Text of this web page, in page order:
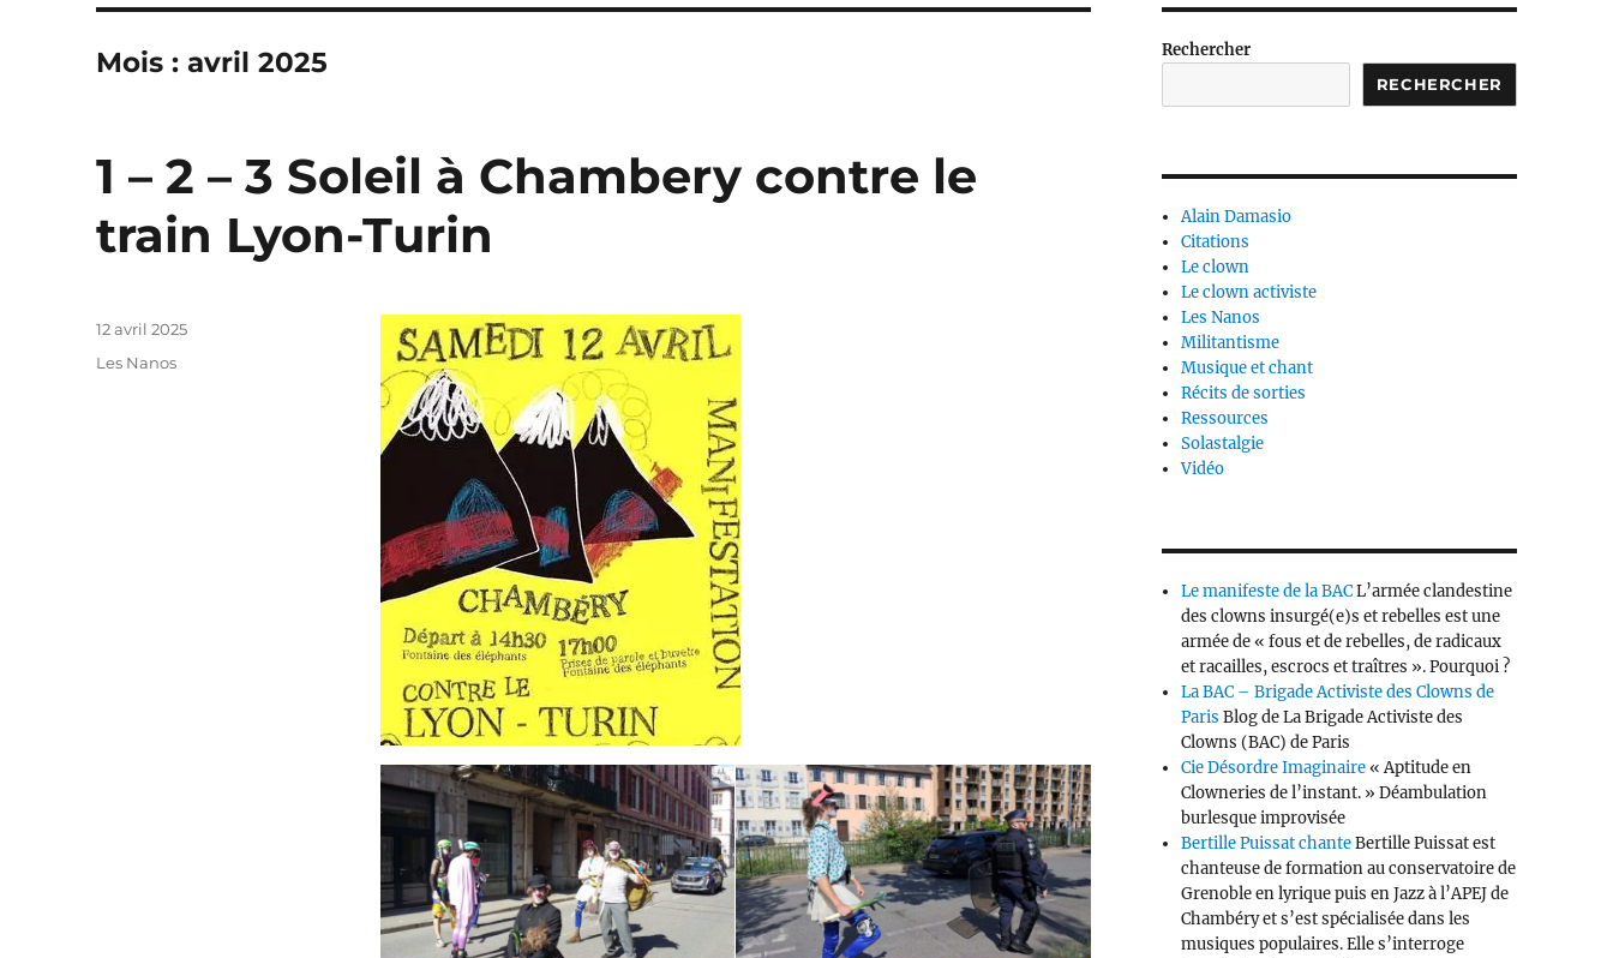
Mois :avril 2025
1 – 2 – 3 Soleil à Chambery contre le
train Lyon-Turin
Publié
12 avril 2025
Catégories
Les Nanos
Rechercher
RECHERCHER
Alain Damasio
Citations
Le clown
Le clown activiste
Les Nanos
Militantisme
Musique et chant
Récits de sorties
Ressources
Solastalgie
Vidéo
Le manifeste de la BACL’armée clandestine
des clowns insurgé(e)s et rebelles est une
armée de « fous et de rebelles, de radicaux
et racailles, escrocs et traîtres ». Pourquoi ?
La BAC – Brigade Activiste des Clowns de
Paris Blog de La Brigade Activiste des
Clowns (BAC) de Paris
Cie Désordre Imaginaire« Aptitude en
Clowneries de l’instant. » Déambulation
burlesque improvisée
Bertille Puissat chanteBertille Puissat est
chanteuse de formation au conservatoire de
Grenoble en lyrique puis en Jazz à l’APEJ de
Chambéry et s’est spécia­lisée dans les
musiques populaires. Elle s’interroge